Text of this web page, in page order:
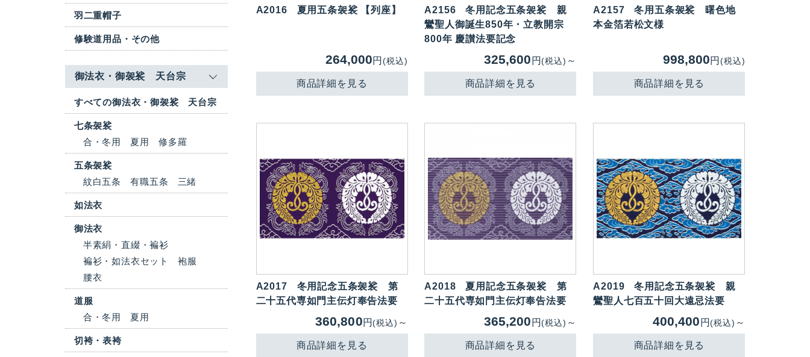
A2016 夏用五条袈裟 【列座】
264,000円(税込)
商品詳細を見る
A2156
冬用記念五条袈裟 親
鸞聖人御誕生850年・立教開宗
800年 慶讃法要記念
325,600 円(税込) ～
商品詳細を見る
A2157
冬用五条袈裟 曙色地
本金箔若松文様
998,800円(税込)
商品詳細を見る
A2017
冬用記念五条袈裟 第
二十五代専如門主伝灯奉告法要
360,800円(税込) ～
商品詳細を見る
A2018
夏用記念五条袈裟 第
二十五代専如門主伝灯奉告法要
365,200 円(税込) ～
商品詳細を見る
A2019
冬用記念五条袈裟 親
鸞聖人七百五十回大遠忌法要
400,400 円(税込) ～
商品詳細を見る
羽二重帽子
修験道用品・その他
御法衣・御袈裟 天台宗
すべての御法衣・御袈裟 天台宗
七条袈裟
合・冬用
夏用 修多羅
五条袈裟
紋白五条
有職五条 三緒
如法衣
御法衣
半素絹・直綴・褊衫
褊衫・如法衣セット
袍服
腰衣
道服
合・冬用
夏用
切袴・表袴